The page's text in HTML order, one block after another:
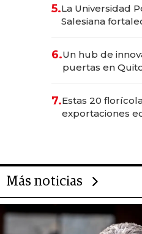
5.La Universidad
Salesiana
6.Un hub de
puertas en
7.Estas 20
exportaciones
Más noticias